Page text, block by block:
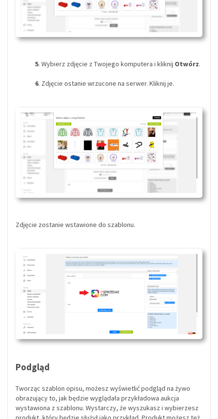
5. Wybierz zdjęcie z Twojego komputera i kliknij Otwórz.
6. Zdjęcie ostanie wrzucone na serwer. Kliknij je.
Zdjęcie zostanie wstawione do szablonu.
Podgląd
Tworząc szablon opisu, możesz wyświetlić podgląd na żywo
obrazujący to, jak będzie wyglądała przykładowa aukcja
wystawiona z szablonu. Wystarczy, że wyszukasz i wybierzesz